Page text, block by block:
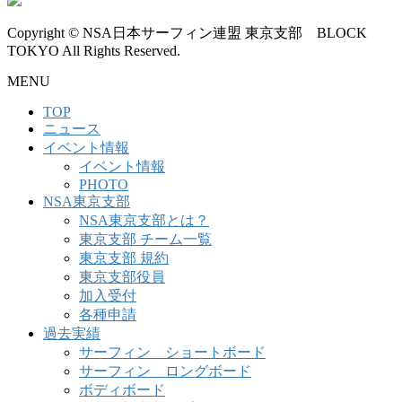
Copyright © NSA日本サーフィン連盟 東京支部 BLOCK
TOKYO All Rights Reserved.
MENU
TOP
ニュース
イベント情報
イベント情報
PHOTO
NSA東京支部
NSA東京支部とは？
東京支部 チーム一覧
東京支部 規約
東京支部役員
加入受付
各種申請
過去実績
サーフィン ショートボード
サーフィン ロングボード
ボディボード